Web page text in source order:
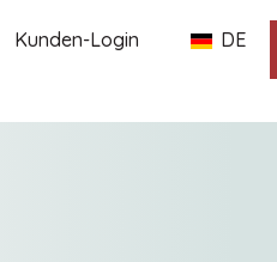
Kunden-Login DE